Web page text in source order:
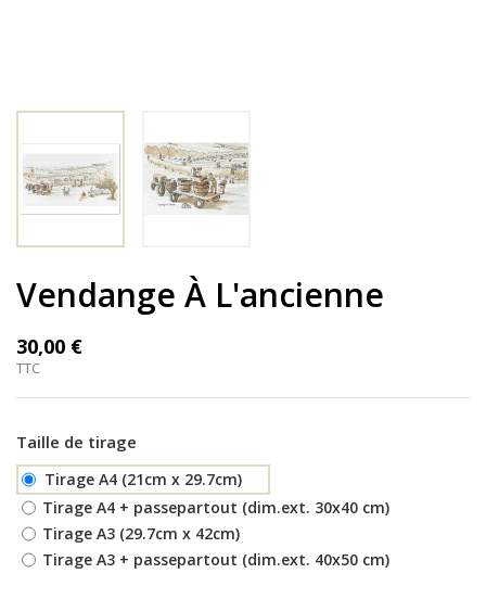
Vendange À L'ancienne
30,00 €
TTC
Taille de tirage
Tirage A4 (21cm x 29.7cm)
Tirage A4 + passepartout (dim.ext. 30x40 cm)
Tirage A3 (29.7cm x 42cm)
Tirage A3 + passepartout (dim.ext. 40x50 cm)